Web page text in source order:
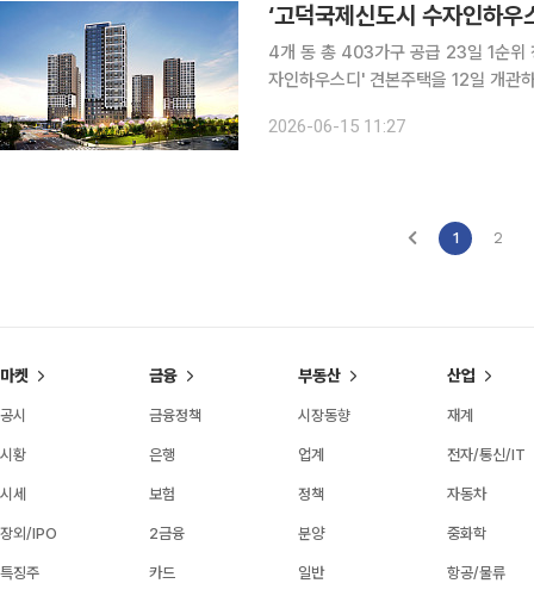
‘고덕국제신도시 수자인하우
4개 동 총 403가구 공급 23일 1순위
자인하우스디' 견본주택을 12일 개관
다. 주택형별로는 △84㎡A 107가
2026-06-15 11:27
1 2
마켓
공시
시황
시세
장외/IPO
특징주
금융
금융정책
은행
보험
2금융
카드
부동산
시장동향
업계
정책
분양
일반
산업
재계
전자/통신/IT
자동차
중화학
항공/물류